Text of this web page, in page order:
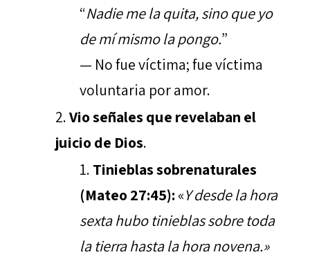
“Nadie me la quita, sino que yo
de mí mismo la pongo.”
— No fue víctima; fue víctima
voluntaria por amor.
Vio señales que revelaban el
juicio de Dios.
Tinieblas sobrenaturales
(Mateo 27:45): «Y desde la hora
sexta hubo tinieblas sobre toda
la tierra hasta la hora novena.»